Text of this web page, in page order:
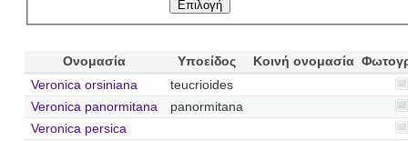
Ονομασία Υποείδος Κοινή ονομασία
Veronica orsiniana
teucrioides
Veronica panormitana
panormitana
Veronica persica